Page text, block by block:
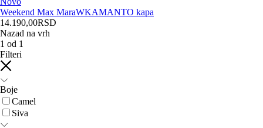
Weekend Max MaraWKAMANTO kapa
14.190,00RSD
Nazad na vrh
1 od 1
Filteri
Boje
Camel
Siva